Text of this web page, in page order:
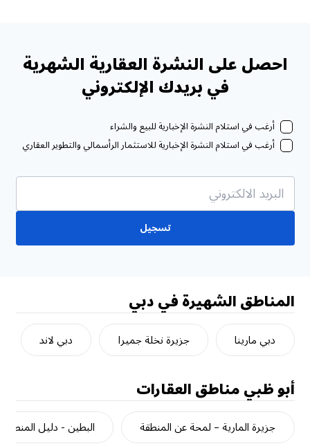
احصل على النشرة العقارية الشهرية
في بريدك الإلكتروني
أرغب في استلام النشرة الإخبارية للبيع والشراء
أرغب في استلام النشرة الإخبارية للاستثمار الرأسمالي والتطوير العقاري
تسجيل
المناطق الشهيرة في دبي
دبي مارينا جزيرة نخلة جميرا دبي لاند
أبو ظبيمناطق العقارات
جزيرة المارية – لمحة عن المنطقة البطين - دليل المنطقة